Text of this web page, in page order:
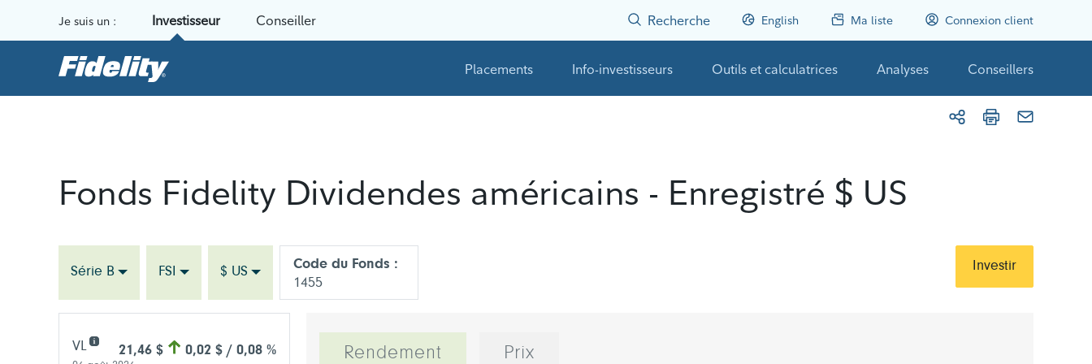
Je suis un : Investisseur Conseiller Recherche English Ma liste Connexion client
Placements Info-investisseurs Outils et calculatrices Analyses Conseillers
Fonds Fidelity Dividendes américains - Enregistré $ US
Série B FSI $ US
Code du Fonds :
1455
Investir
VL 21,46 $ 0,02 $ / 0,08 % Rendement Prix